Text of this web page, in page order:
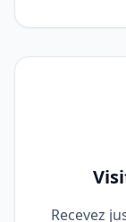
Recevez